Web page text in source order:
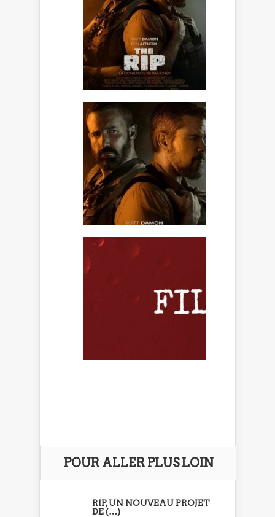
POUR ALLER PLUS LOIN
RIP, UN NOUVEAU PROJET
DE (…)